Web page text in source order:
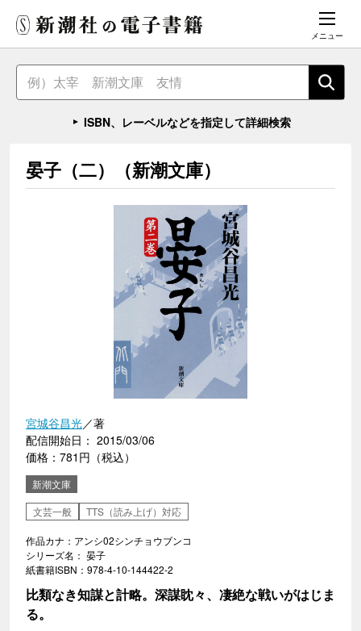
メニュー
ISBN、レーベルなどを指定して詳細検索
晏子（二）（新潮文庫）
宮城谷昌光／著
配信開始日： 2015/03/06
価格：781円（税込）
新潮文庫
文芸一般
TTS（読み上げ）対応
作品カナ：アンシ02シンチョウブンコ
シリーズ名： 晏子
紙書籍ISBN：978-4-10-144422-2
比類なき知謀と計略。深謀眈々、凄絶な戦いがはじま
る。